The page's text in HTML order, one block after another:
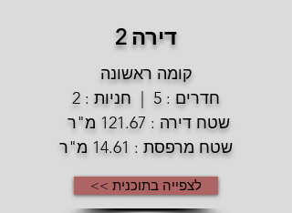
דירה 2
קומה ראשונה
חדרים : 5 | חניות : 2
שטח דירה : 121.67 מ"ר
שטח מרפסת : 14.61 מ"ר
לצפייה בתוכנית >>